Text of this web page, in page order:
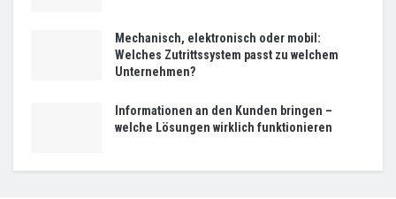
Mechanisch, elektronisch oder mobil:
Welches Zutrittssystem passt zu welchem
Unternehmen?
Informationen an den Kunden bringen –
welche Lösungen wirklich funktionieren